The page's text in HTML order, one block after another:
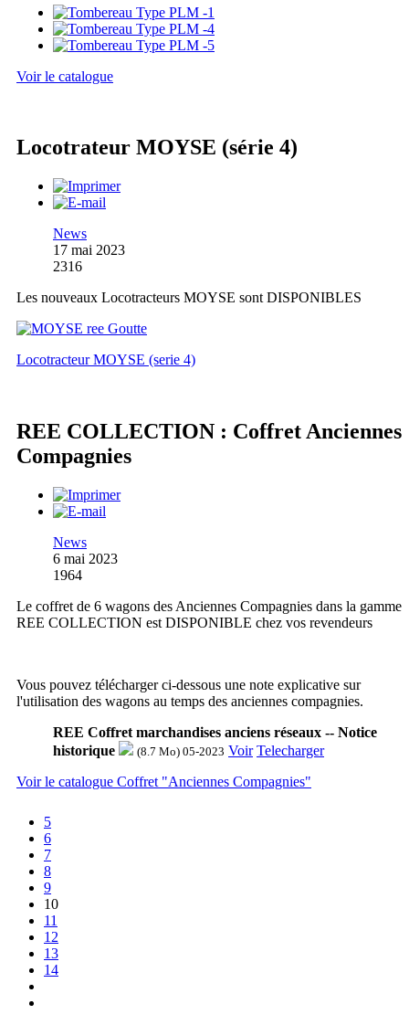
Voir le catalogue
Locotrateur MOYSE (série 4)
News
17 mai 2023
2316
Les nouveaux Locotracteurs MOYSE sont DISPONIBLES
Locotracteur MOYSE (serie 4)
REE COLLECTION : Coffret Anciennes
Compagnies
News
6 mai 2023
1964
Le coffret de 6 wagons des Anciennes Compagnies dans la gamme
REE COLLECTION est DISPONIBLE chez vos revendeurs
Vous pouvez télécharger ci-dessous une note explicative sur
l'utilisation des wagons au temps des anciennes compagnies.
REE Coffret marchandises anciens réseaux -- Notice
historique
(8.7 Mo) 05-2023 Voir Telecharger
Voir le catalogue Coffret "Anciennes Compagnies"
5
6
7
8
9
10
11
12
13
14